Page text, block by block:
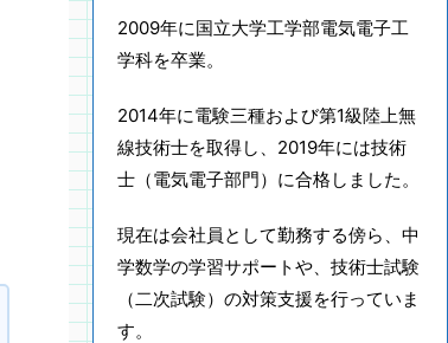
2009年に国立大学工学部電気電子工
学科を卒業。
2014年に電験三種および第1級陸上無
線技術士を取得し、2019年には技術
士（電気電子部門）に合格しました。
現在は会社員として勤務する傍ら、中
学数学の学習サポートや、技術士試験
（二次試験）の対策支援を行っていま
す。